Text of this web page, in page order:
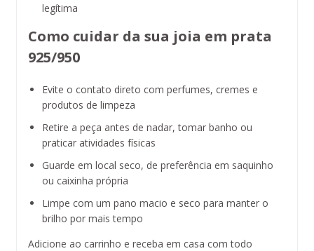
legítima
Como cuidar da sua joia em prata
925/950
Evite o contato direto com perfumes, cremes e
produtos de limpeza
Retire a peça antes de nadar, tomar banho ou
praticar atividades físicas
Guarde em local seco, de preferência em saquinho
ou caixinha própria
Limpe com um pano macio e seco para manter o
brilho por mais tempo
Adicione ao carrinho e receba em casa com todo